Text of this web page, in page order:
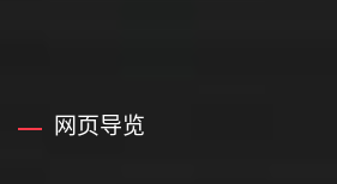
网页导览